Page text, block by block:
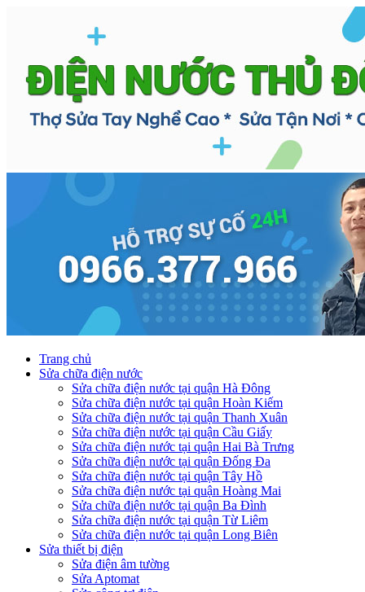
Trang chủ
Sửa chữa điện nước
Sửa chữa điện nước tại quận Hà Đông
Sửa chữa điện nước tại quận Hoàn Kiếm
Sửa chữa điện nước tại quận Thanh Xuân
Sửa chữa điện nước tại quận Cầu Giấy
Sửa chữa điện nước tại quận Hai Bà Trưng
Sửa chữa điện nước tại quận Đống Đa
Sửa chữa điện nước tại quận Tây Hồ
Sửa chữa điện nước tại quận Hoàng Mai
Sửa chữa điện nước tại quận Ba Đình
Sửa chữa điện nước tại quận Từ Liêm
Sửa chữa điện nước tại quận Long Biên
Sửa thiết bị điện
Sửa điện âm tường
Sửa Aptomat